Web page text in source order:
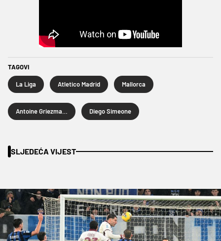
TAGOVI
La Liga Atletico Madrid Mallorca
Diego Simeone
SLJEDEĆA VIJEST